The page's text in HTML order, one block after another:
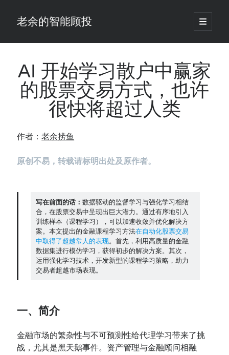
老余的智能顾投
open
primary
Sidebar
最新发表 ：
老余看市：假曙光、核电弹药上膛、AI分化
你的回测曲线越漂亮，我越替你担心：因为历史顺序，正在“倒着”给你
仓位大小背后的数学：为什么胜率40%的策略，能比胜率60%的更赚钱
码）
老余看市：长鑫4万亿，A股却蒸发12.4万亿
普通人的5个常见投资错误，可能让你多干12年才能退休
Contact：
AI 开始学习散户中赢家
的股票交易方式，也许
很快将超过人类
作者：老余捞鱼
原创不易，转载请标明出处及原作者。
写在前面的话： 数据驱动的监督学习与强化学习相结
合，在股票交易中呈现出巨大潜力。通过有序地引入
训练样本（课程学习），可以加速收敛并优化解决方
案。本文提出的金融课程学习方法在自动化股票交易
中取得了超越常人的表现。首先，利用高质量的金融
数据集进行模仿学习，获得初步的解决方案。其次，
运用强化学习技术，开发新型的课程学习策略，助力
交易者超越市场表现。
一、简介
金融市场的繁杂性与不可预测性给代理学习带来了挑
战，尤其是黑天鹅事件。资产管理与金融顾问相融